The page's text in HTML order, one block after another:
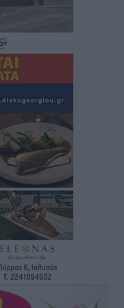
οι άδειες,
σε
της διακοπές
Το νέο μοντέλο
στους νησιώτες
χέρια όλης της